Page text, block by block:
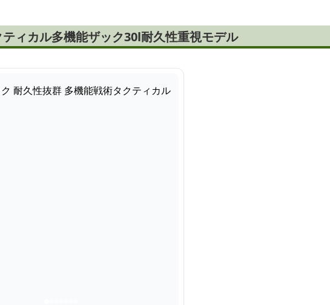
ィカル多機能ザック30l耐久性重視モデル